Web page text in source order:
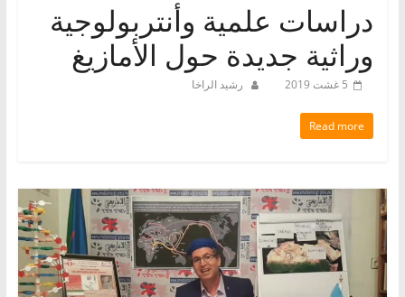
دراسات علمية وأنتربولوجية
وراثية جديدة حول الأمازيغ
5 غشت 2019 رشيد الراخا
Read more